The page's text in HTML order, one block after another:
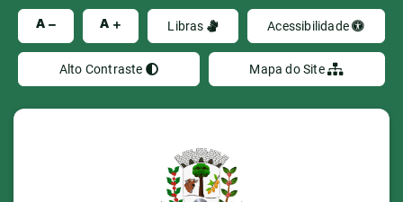
A A Libras Acessibilidade
Alto Contraste Mapa do Site